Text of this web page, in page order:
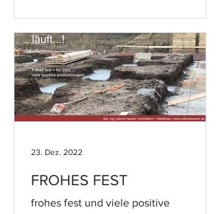
FROHES FEST
frohes fest und viele positive
23. Dez. 2022